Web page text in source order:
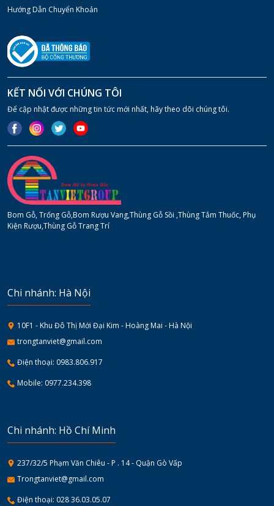
Bom Gỗ, Trống Gỗ,Bom Rượu Vang,Thùng Gỗ Sồi ,Thùng Tắm Thuốc, Phụ
Kiện Rượu,Thùng Gỗ Trang Trí
Hướng Dẫn Chuyển Khoản
KẾT NỐI VỚI CHÚNG TÔI
Để cập nhật được những tin tức mới nhất, hãy theo dõi chúng tôi.
Chi nhánh: Hà Nội
10F1 - Khu Đô Thị Mới Đại Kim - Hoàng Mai - Hà Nội
trongtanviet@gmail.com
Điện thoại: 0983.806.917
Mobile: 0977.234.398
Chi nhánh: Hồ Chí Minh
237/32/5 Phạm Văn Chiêu - P . 14 - Quận Gò Vấp
Trongtanviet@gmail.com
Điện thoại: 028 36.03.05.07